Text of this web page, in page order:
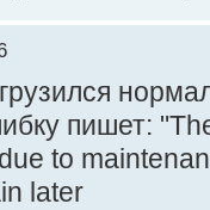
пишет:
to
later